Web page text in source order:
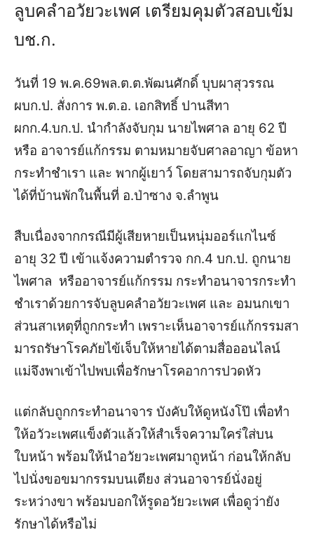
ลูบคลำอวัยวะเพศ เตรียมคุมตัวสอบเข้ม
บช.ก.
วันที่ 19 พ.ค.69พล.ต.ต.พัฒนศักดิ์ บุบผาสุวรรณ
ผบก.ป. สั่งการ พ.ต.อ. เอกสิทธิ์ ปานสีทา
ผกก.4.บก.ป. นำกำลังจับกุม นายไพศาล อายุ 62 ปี
หรือ อาจารย์แก้กรรม ตามหมายจับศาลอาญา ข้อหา
กระทำชำเรา และ พากผู้เยาว์ โดยสามารถจับกุมตัว
ได้ที่บ้านพักในพื้นที่ อ.ป่าซาง จ.ลำพูน
สืบเนื่องจากกรณีมีผู้เสียหายเป็นหนุ่มออร์แกไนซ์
อายุ 32 ปี เข้าแจ้งความตำรวจ กก.4 บก.ป. ถูกนาย
ไพศาล หรืออาจารย์แก้กรรม กระทำอนาจารกระทำ
ชำเราด้วยการจับลูบคลำอวัยวะเพศ และ อมนกเขา
ส่วนสาเหตุที่ถูกกระทำ เพราะเห็นอาจารย์แก้กรรมสา
มารถรัษาโรคภัยไข้เจ็บให้หายได้ตามสื่อออนไลน์
แม่จึงพาเข้าไปพบเพื่อรักษาโรคอาการปวดหัว
แต่กลับถูกกระทำอนาจาร บังคับให้ดูหนังโป๊ เพื่อทำ
ให้อวัวะเพศแข็งตัวแล้วให้สำเร็จความใคร่ใส่บน
ใบหน้า พร้อมให้นำอวัยวะเพศมาถูหน้า ก่อนให้กลับ
ไปนั่งขอขมากรรมบนเตียง ส่วนอาจารย์นั่งอยู่
ระหว่างขา พร้อมบอกให้รูดอวัยวะเพศ เพื่อดูว่ายัง
รักษาได้หรือไม่